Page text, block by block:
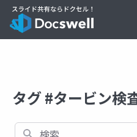
タグ #タービン検
検索